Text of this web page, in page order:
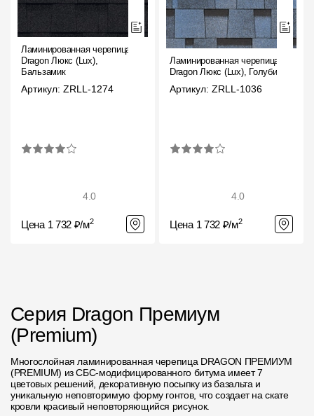
Ламинированная черепица
Dragon Люкс (Lux),
Бальзамик
Артикул: ZRLL-1274
4.0
Цена 1 732 ₽/м2
Ламинированная черепица
Dragon Люкс (Lux), Голубика
Артикул: ZRLL-1036
4.0
Цена 1 732 ₽/м2
Серия Dragon Премиум
(Premium)
Многослойная ламинированная черепица DRAGON ПРЕМИУМ
(PREMIUM) из СБС-модифицированного битума имеет 7
цветовых решений, декоративную посыпку из базальта и
уникальную неповторимую форму гонтов, что создает на скате
кровли красивый неповторяющийся рисунок.